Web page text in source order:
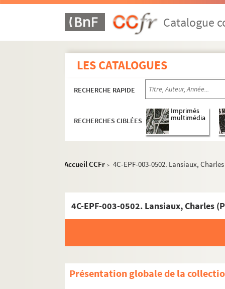
Catalogue
LES CATALOGUES
RECHERCHE RAPIDE
RECHERCHES CIBLÉES
Imprimés
multimédia
Accueil CCFr > 4C-EPF-003-0502. Lansiaux,
4C-EPF-003-0502. Lansiaux, Charles
Présentation globale de la